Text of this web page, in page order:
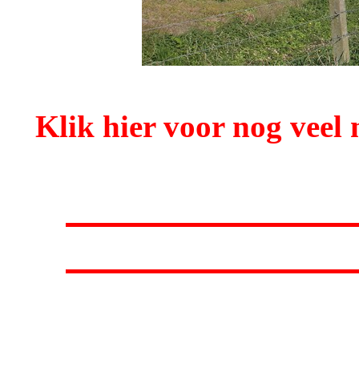
Klik hier voor nog veel